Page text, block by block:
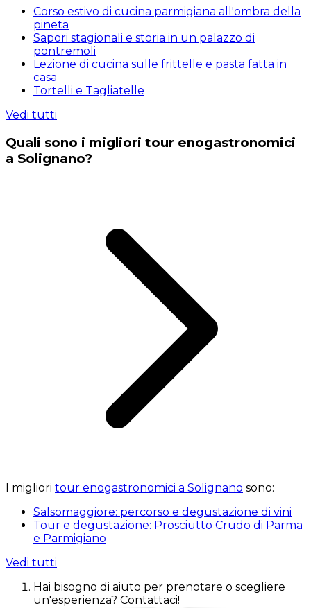
Corso estivo di cucina parmigiana all'ombra della
pineta
Sapori stagionali e storia in un palazzo di
pontremoli
Lezione di cucina sulle frittelle e pasta fatta in
casa
Tortelli e Tagliatelle
Vedi tutti
Quali sono i migliori tour enogastronomici
a Solignano?
I migliori tour enogastronomici a Solignano sono:
Salsomaggiore: percorso e degustazione di vini
Tour e degustazione: Prosciutto Crudo di Parma
e Parmigiano
Vedi tutti
Hai bisogno di aiuto per prenotare o scegliere
un'esperienza? Contattaci!